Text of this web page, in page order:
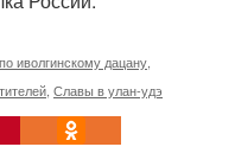
иволгинскому дацану
Славы в улан-удэ